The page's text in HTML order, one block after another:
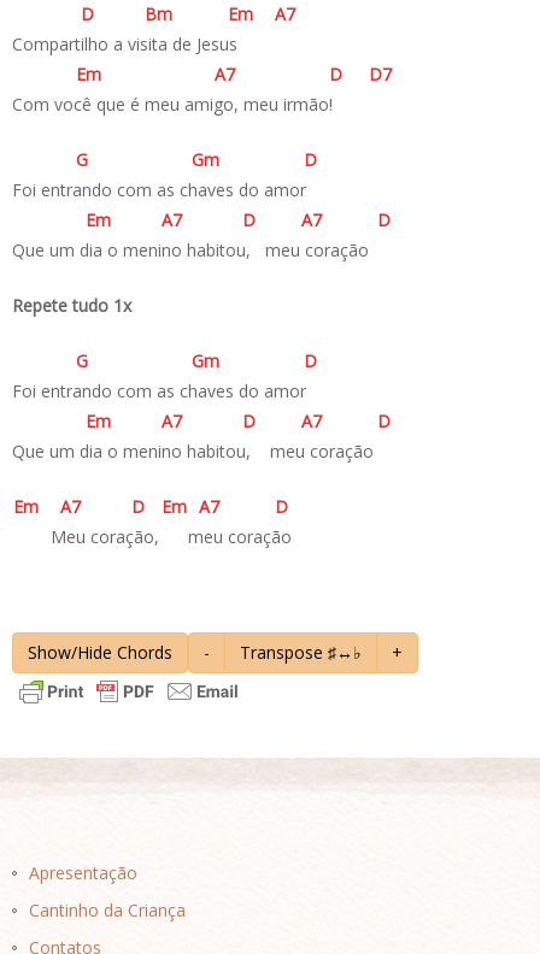
D
Bm Em A7
Compartilho a visita de Jesus
Em A7 D D7
Com você que é meu amigo, meu irmão!
G Gm
D
Foi entrando com as chaves do amor
Em A7 D A7
D
Que um dia o menino habitou, meu coração
Repete tudo 1x
G Gm
D
Foi entrando com as chaves do amor
Em A7 D A7
D
Que um dia o menino habitou, meu coração
Em A7 D Em A7
D
­ Meu coração, meu coração
Show/Hide Chords - Transpose ♯↔♭ +
Apresentação
Cantinho da Criança
Contatos